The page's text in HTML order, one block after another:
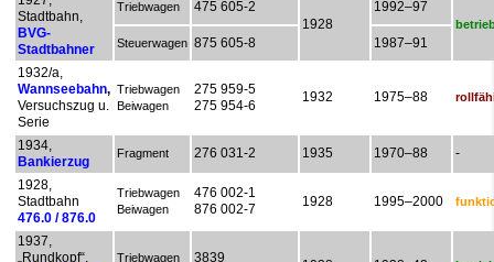
Stadtbahn,
BVG-
Stadtbahner
Triebwagen
475 605-2
1928
1992–97
Steuerwagen 875 605-8
1987–91
1932/a,
Wannseebahn,
Versuchszug u.
Serie
Triebwagen
Beiwagen
275 959-5
275 954-6
1932 1975–88
1934,
Bankierzug
Fragment 276 031-2 1935 1970–88 -
1928,
Stadtbahn
476.0 / 876.0
Triebwagen
Beiwagen
476 002-1
876 002-7
1928 1995–2000
1937,
„Rundkopf“,
Triebwagen
3839